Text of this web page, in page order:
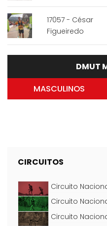
17057 - César
Figueiredo
DMUT
MASCULINOS
CIRCUITOS
Circuito
Circuito
Circuito